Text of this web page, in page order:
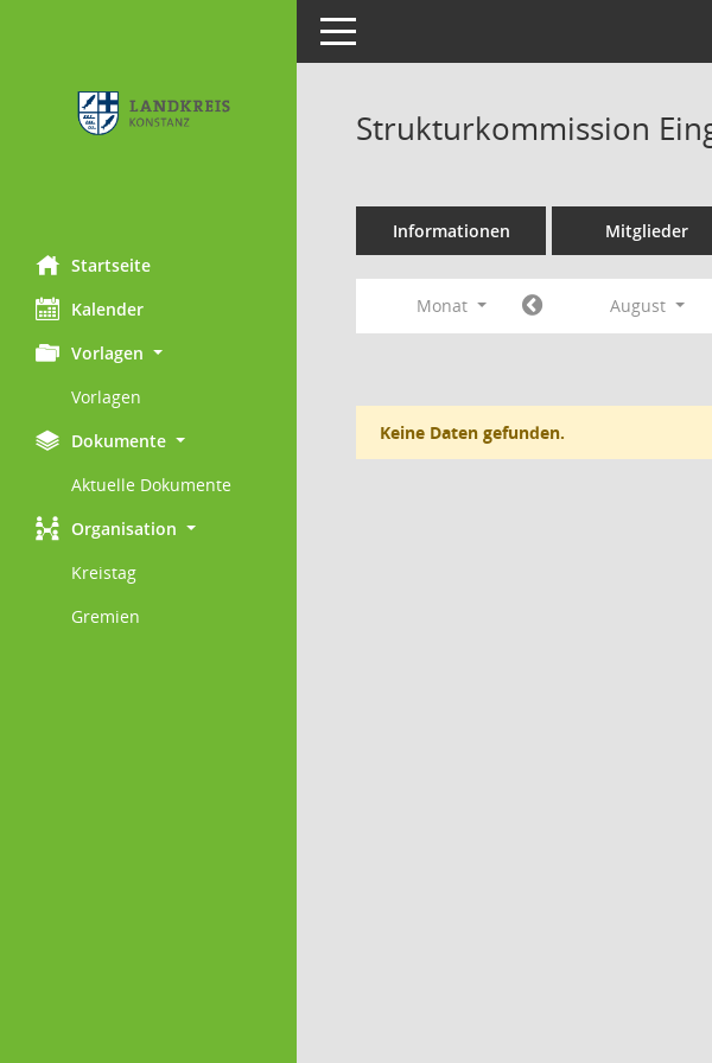
Startseite
Kalender
Vorlagen
Vorlagen
Dokumente
Aktuelle Dokumente
Organisation
Kreistag
Gremien
Toggle navigation
Strukturkommission
Informationen Mitglieder
Monat August
Keine Daten gefunden.